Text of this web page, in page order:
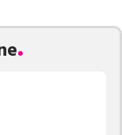
dostupnosť. Preto